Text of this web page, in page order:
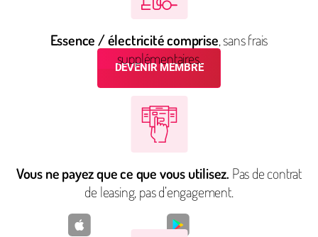
SIMPLIFY YOUR LIFE
DEVENIR MEMBRE
Vous avez déjà un compte ?
Essence / électricité comprise, sans frais
supplémentaires.
Vous ne payez que ce que vous utilisez. Pas de contrat
de leasing, pas d’engagement.